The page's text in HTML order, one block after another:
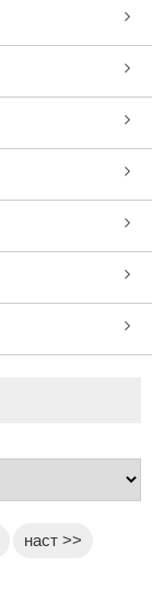
наст >>